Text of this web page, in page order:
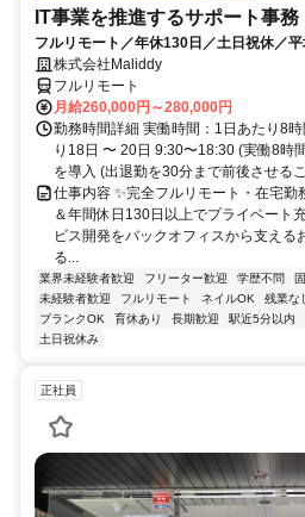
IT事業を推進するサポート事務
フルリモート／年休130日／土日祝休／
株式会社Maliddy
フルリモート
月給260,000円～280,000円
勤務時間詳細 実働時間：1日あたり8
り18日 〜 20日 9:30〜18:30 (実働8時
を導入 (出退勤を30分まで前後させる
仕事内容 ✨完全フルリモート・在宅勤
＆年間休日130日以上でプライベート
ビス開発をバックオフィスから支える
る...
業界未経験者歓迎 フリーター歓迎 学歴不問
未経験者歓迎
フルリモート ネイルOK 残業なし
ブランクOK
育休あり 長期歓迎 駅近5分以内
土日祝休み
正社員